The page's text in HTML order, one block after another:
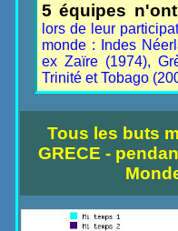
5 équipes
lors de leur
monde : Indes
ex Zaïre (1974),
Trinité et Tobago
Tous les buts
GRECE -